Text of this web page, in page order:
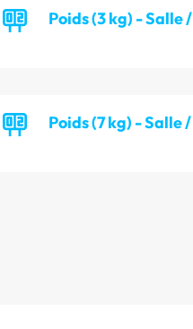
Poids (3 kg) - Salle
Poids (7 kg) - Salle